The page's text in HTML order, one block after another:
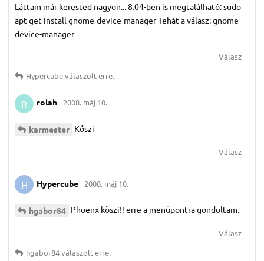
Láttam már kerested nagyon... 8.04-ben is megtalálható: sudo
apt-get install gnome-device-manager Tehát a válasz: gnome-
device-manager
Válasz
Hypercubeválaszolt erre.
R rolah 2008. máj 10.
karmester Köszi
Válasz
H Hypercube 2008. máj 10.
hgabor84 Phoenx köszi!! erre a menüpontra gondoltam.
Válasz
hgabor84válaszolt erre.